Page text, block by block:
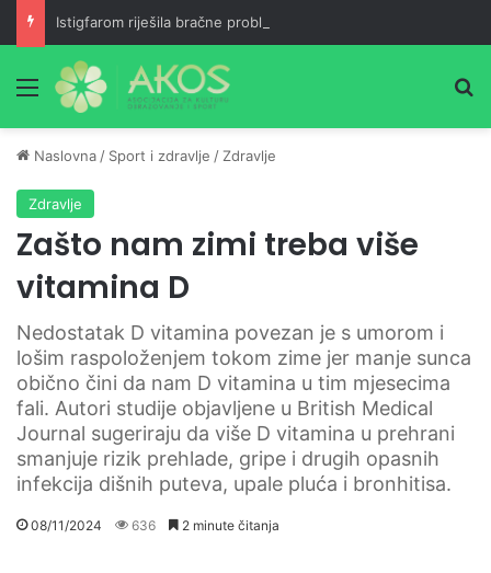
Istigfarom riješila bračne probleme
Meni
Naslovna / Sport i zdravlje / Zdravlje
Zdravlje
Zašto nam zimi treba više
vitamina D
Nedostatak D vitamina povezan je s umorom i
lošim raspoloženjem tokom zime jer manje sunca
obično čini da nam D vitamina u tim mjesecima
fali. Autori studije objavljene u British Medical
Journal sugeriraju da više D vitamina u prehrani
smanjuje rizik prehlade, gripe i drugih opasnih
infekcija dišnih puteva, upale pluća i bronhitisa.
08/11/2024 636 2 minute čitanja